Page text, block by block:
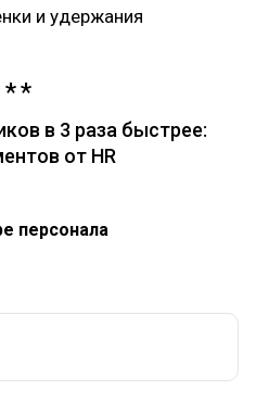
и удержания
в 3 раза быстрее:
от HR
персонала